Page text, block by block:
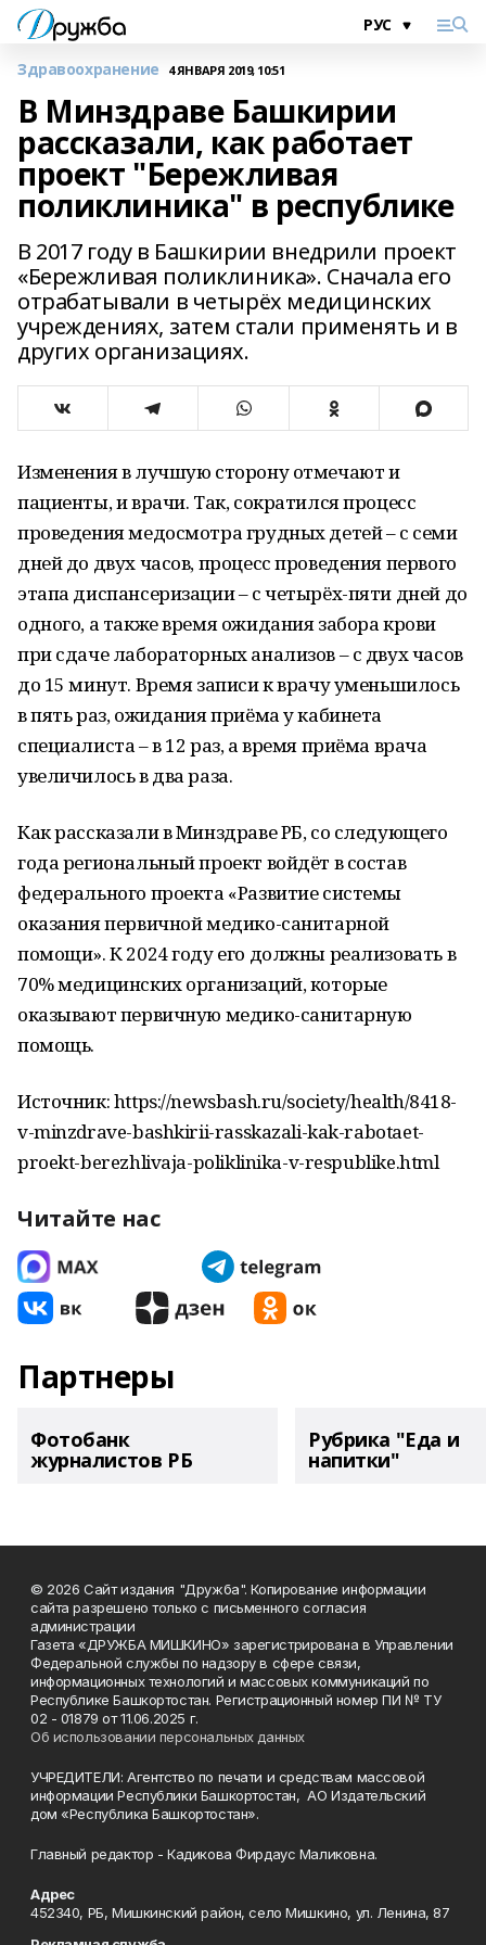
Здравоохранение 4 ЯНВАРЯ 2019, 10:51
В Минздраве Башкирии
рассказали, как работает
проект "Бережливая
поликлиника" в республике
В 2017 году в Башкирии внедрили проект
«Бережливая поликлиника». Сначала его
отрабатывали в четырёх медицинских
учреждениях, затем стали применять и в
других организациях.
Изменения в лучшую сторону отмечают и
пациенты, и врачи. Так, сократился процесс
проведения медосмотра грудных детей – с семи
дней до двух часов, процесс проведения первого
этапа диспансеризации – с четырёх-пяти дней до
одного, а также время ожидания забора крови
при сдаче лабораторных анализов – с двух часов
до 15 минут. Время записи к врачу уменьшилось
в пять раз, ожидания приёма у кабинета
специалиста – в 12 раз, а время приёма врача
увеличилось в два раза.
Как рассказали в Минздраве РБ, со следующего
года региональный проект войдёт в состав
федерального проекта «Развитие системы
оказания первичной медико-санитарной
помощи». К 2024 году его должны реализовать в
70% медицинских организаций, которые
оказывают первичную медико-санитарную
помощь.
Источник: https://newsbash.ru/society/health/8418-
v-minzdrave-bashkirii-rasskazali-kak-rabotaet-
proekt-berezhlivaja-poliklinika-v-respublike.html
Читайте нас
Партнеры
Фотобанк
журналистов РБ
Рубрика "Еда и
напитки"
© 2026 Сайт издания "Дружба". Копирование информации
сайта разрешено только с письменного согласия
администрации
Газета «ДРУЖБА МИШКИНО» зарегистрирована в Управлении
Федеральной службы по надзору в сфере связи,
информационных технологий и массовых коммуникаций по
Республике Башкортостан. Регистрационный номер ПИ № ТУ
02 - 01879 от 11.06.2025 г.
Об использовании персональных данных
УЧРЕДИТЕЛИ: Агентство по печати и средствам массовой
информации Республики Башкортостан, АО Издательский
дом «Республика Башкортостан».
Главный редактор - Кадикова Фирдаус Маликовна.
Адрес
452340, РБ, Мишкинский район, село Мишкино, ул. Ленина, 87